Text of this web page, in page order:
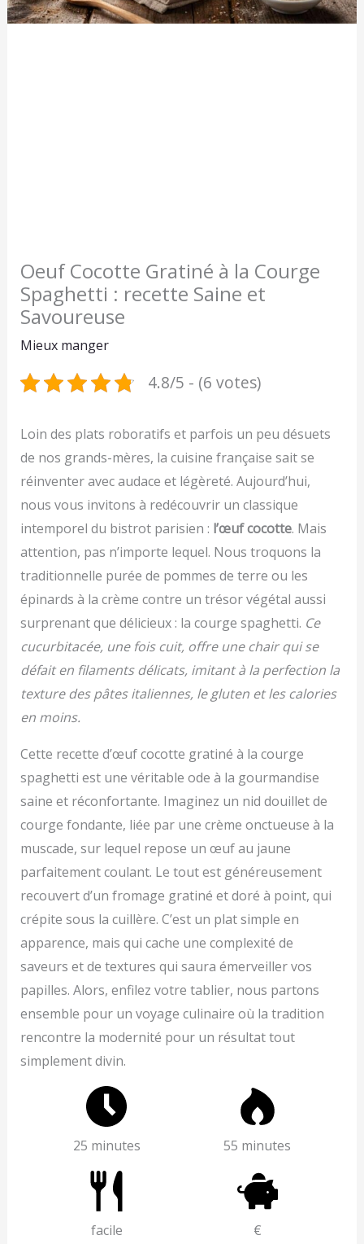
Oeuf Cocotte Gratiné à la Courge
Spaghetti : recette Saine et
Savoureuse
Mieux manger
4.8/5 - (6 votes)
Loin des plats roboratifs et parfois un peu désuets
de nos grands-mères, la cuisine française sait se
réinventer avec audace et légèreté. Aujourd’hui,
nous vous invitons à redécouvrir un classique
intemporel du bistrot parisien : l’œuf cocotte. Mais
attention, pas n’importe lequel. Nous troquons la
traditionnelle purée de pommes de terre ou les
épinards à la crème contre un trésor végétal aussi
surprenant que délicieux : la courge spaghetti. Ce
cucurbitacée, une fois cuit, offre une chair qui se
défait en filaments délicats, imitant à la perfection la
texture des pâtes italiennes, le gluten et les calories
en moins.
Cette recette d’œuf cocotte gratiné à la courge
spaghetti est une véritable ode à la gourmandise
saine et réconfortante. Imaginez un nid douillet de
courge fondante, liée par une crème onctueuse à la
muscade, sur lequel repose un œuf au jaune
parfaitement coulant. Le tout est généreusement
recouvert d’un fromage gratiné et doré à point, qui
crépite sous la cuillère. C’est un plat simple en
apparence, mais qui cache une complexité de
saveurs et de textures qui saura émerveiller vos
papilles. Alors, enfilez votre tablier, nous partons
ensemble pour un voyage culinaire où la tradition
rencontre la modernité pour un résultat tout
simplement divin.
25 minutes 55 minutes
facile €